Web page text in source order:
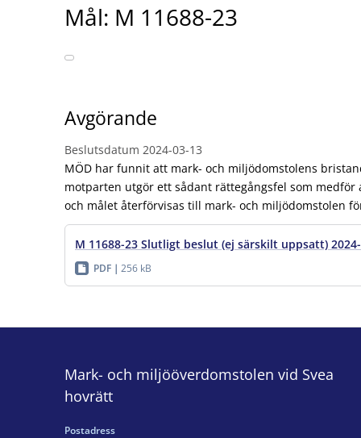
Mål: M 11688-23
Avgörande
Beslutsdatum 2024-03-13
MÖD har funnit att mark- och miljödomstolens
motparten utgör ett sådant rättegångsfel som medför
och målet återförvisas till mark- och miljödomstolen
M 11688-23 Slutligt beslut (ej särskilt uppsatt)
PDF 256 kB
Mark- och miljööverdomstolen vid Svea
hovrätt
Postadress